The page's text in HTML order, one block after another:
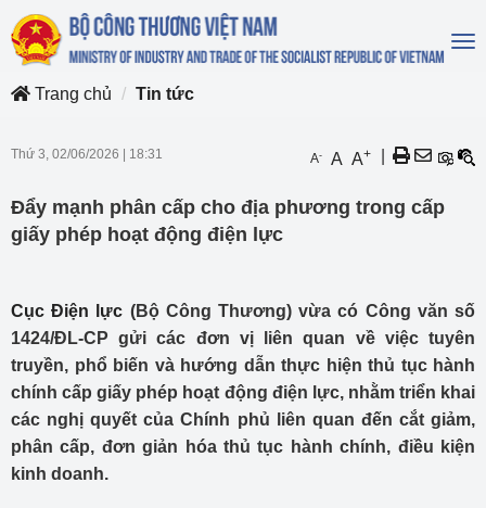
Trang chủ
Tin tức
Thứ 3, 02/06/2026 18:31 A- A A+
Đẩy mạnh phân cấp cho địa phương trong cấp
giấy phép hoạt động điện lực
Cục Điện lực (Bộ Công Thương) vừa có Công văn số
1424/ĐL-CP gửi các đơn vị liên quan về việc tuyên
truyền, phổ biến và hướng dẫn thực hiện thủ tục hành
chính cấp giấy phép hoạt động điện lực, nhằm triển khai
các nghị quyết của Chính phủ liên quan đến cắt giảm,
phân cấp, đơn giản hóa thủ tục hành chính, điều kiện
kinh doanh.